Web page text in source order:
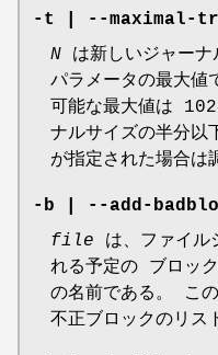
-t --maximal-
N は新しいジャーナ
パラメータの最大値
可能な最大値は
ナルサイズの半分以
が指定された場合は
-b --add-
file は、ファイル
れる予定の ブロッ
の名前である。 こ
不正ブロックのリス